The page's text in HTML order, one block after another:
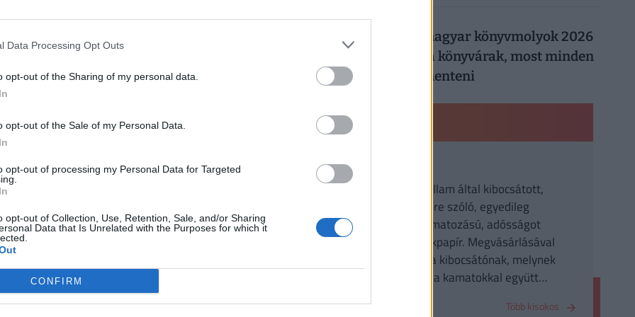
Data Processing Opt Outs
opt-out of the Sharing of my personal data.
opt-out of the Sale of my Personal Data.
opt-out of processing my Personal Data for Targeted
opt-out of Collection, Use, Retention, Sale, and/or Sharing
Data that Is Unrelated with the Purposes for which it
CONFIRM
de vajon mennyi valódi tudásunk van Londonról?
hatalmában: orosz rulettet játszik a
a parlamentből
jellemezte.
megközelítette a gigantikus hadihajót az
fogtak el egy orosz tengeri felderítő
2026. augusztus 5.
Így trükköznek a magyar könyvmolyok 2026
nyarán: elszálltak a könyvárak, most minden
forintot meg kell menteni
PÉNZÜGYI KISOKOS
Kötvény
Egy vállalat vagy állam által kibocsátott,
meghatározott időre szóló, egyedileg
meghatározott kamatozású, adósságot
megtestesítő értékpapír. Megvásárlásával
kölcsönt nyújtunk a kibocsátónak, melynek
visszafizetését az a kamatokkal együtt
Több kisokos